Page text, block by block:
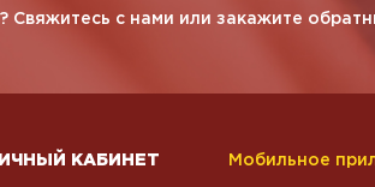
Свяжитесь с нами или закажите
КАБИНЕТ Мобильное